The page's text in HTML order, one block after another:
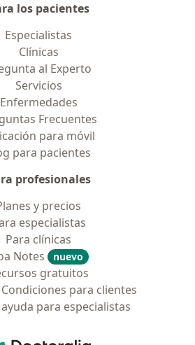
los pacientes
Especialistas
Clínicas
al Experto
Servicios
Enfermedades
Frecuentes
para móvil
para pacientes
profesionales
y precios
especialistas
Para clínicas
Notes
nuevo
gratuitos
para clientes
para especialistas
Doctoralia - Página de inicio